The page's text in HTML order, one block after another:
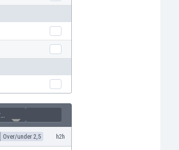
Wszystkie
Over/under 2,5 h2h